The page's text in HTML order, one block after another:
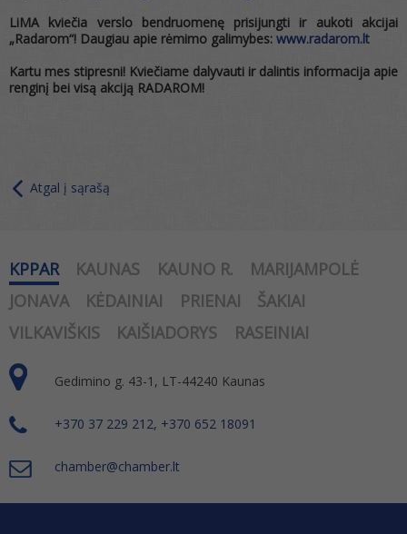
LiMA kviečia verslo bendruomenę prisijungti ir aukoti akcijai
„Radarom“! Daugiau apie rėmimo galimybes: www.radarom.lt
Kartu mes stipresni! Kviečiame dalyvauti ir dalintis informacija apie
renginį bei visą akciją RADAROM!
Atgal į sąrašą
KPPAR KAUNAS KAUNO R.
MARIJAMPOLĖ
JONAVA
KĖDAINIAI PRIENAI
ŠAKIAI
VILKAVIŠKIS
KAIŠIADORYS RASEINIAI
Gedimino g. 43-1, LT-44240 Kaunas
+370 37 229 212, +370 652 18091
chamber@chamber.lt